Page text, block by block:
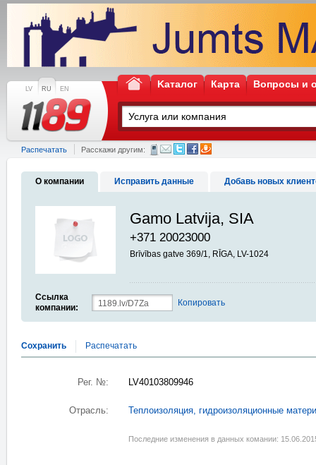
LV RU EN Kаталог Карта Вопросы и
Распечатать Расскажи другим:
О компании Исправить данные Добавь новых
Gamo Latvija, SIA
+371 20023000
Brīvības gatve 369/1, RĪGA, LV-1024
Ссылка
компании:
Копировать
Сохранить Распечатать
Рег. №: LV40103809946
Отрасль: Теплоизоляция, гидроизоляционные
Последние изменения в данных комании: